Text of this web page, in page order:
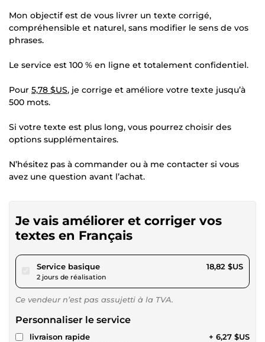
Mon objectif est de vous livrer un texte corrigé,
compréhensible et naturel, sans modifier le sens de vos
phrases.
Le service est 100 % en ligne et totalement confidentiel.
Pour 5,78 $US, je corrige et améliore votre texte jusqu’à
500 mots.
Si votre texte est plus long, vous pourrez choisir des
options supplémentaires.
N’hésitez pas à commander ou à me contacter si vous
avez une question avant l’achat.
Je vais améliorer et corriger vos
textes en Français
Service basiquepour 17,34 $US
2 jours de réalisation
18,82 $US
Ce vendeur n’est pas assujetti à la TVA.
Personnaliser le service
livraison rapide + 6,27 $US